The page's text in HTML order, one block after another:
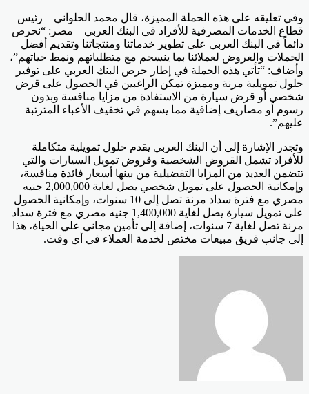
وفي تعليقه على هذه الحملة المميزة، قال محمد الحلواني – رئيس
قطاع الخدمات المصرفية للأفراد فى البنك العربي – مصر: “نحرص
دائماً في البنك العربي على تطوير خدماتنا ومنتجاتنا وتقديم أفضل
الحملات والعروض لعملائنا بما ينسجم مع متطلباتهم ونمط حياتهم”،
وأضاف: “تأتي هذه الحملة في إطار حرص البنك العربي على توفير
حلول تمويلية مرنة ومميزة تمكن الراغبين في الحصول على قرض
شخصي أو قرض سيارة من الاستفادة من مزايا منافسة وبدون
رسوم أو مصاريف إضافية مما يسهم في تخفيف الأعباء المترتبة
عليهم”.
وتجدر الإشارة إلى أن البنك العربي يقدم حلول تمويلية متكاملة
للأفراد تشمل القروض الشخصية وقروض تمويل السيارات والتي
تتضمن العديد من المزايا التفضيلية من بينها أسعار فائدة منافسة،
وإمكانية الحصول على تمويل شخصي يصل لغاية 2,000,000 جنيه
مصري مع فترة سداد مرنة تصل إلى 10 سنوات، وإمكانية الحصول
على تمويل سيارة يصل لغاية 1,400,000 جنيه مصري مع فترة سداد
مرنة تصل لغاية 7 سنوات، إضافة إلى تأمين مجاني علي الحياة، هذا
إلى جانب فريق مبيعات مختص لخدمة العملاء في أي وقت.